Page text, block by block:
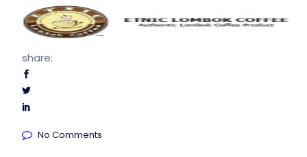
share:
No Comments